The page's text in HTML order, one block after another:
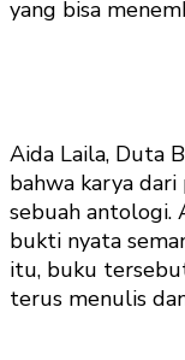
yang bisa
Aida Laila, Duta
bahwa karya
sebuah antologi.
bukti nyata
itu, buku
terus menulis